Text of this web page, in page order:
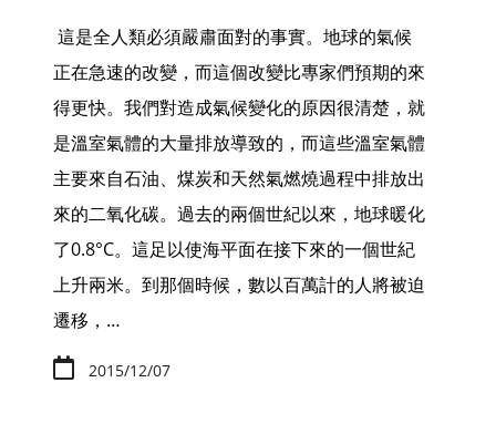
這是全人類必須嚴肅面對的事實。地球的氣候
正在急速的改變，而這個改變比專家們預期的來
得更快。我們對造成氣候變化的原因很清楚，就
是溫室氣體的大量排放導致的，而這些溫室氣體
主要來自石油、煤炭和天然氣燃燒過程中排放出
來的二氧化碳。過去的兩個世紀以來，地球暖化
了0.8°C。這足以使海平面在接下來的一個世紀
上升兩米。到那個時候，數以百萬計的人將被迫
遷移，…
2015/12/07